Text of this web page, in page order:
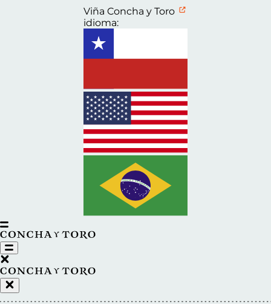
Viña Concha y Toro
idioma: